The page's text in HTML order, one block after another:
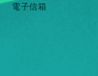
電子信箱